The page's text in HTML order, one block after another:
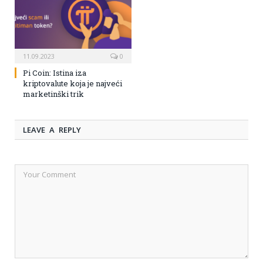
11.09.2023 0
Pi Coin: Istina iza
kriptovalute koja je najveći
marketinški trik
LEAVE A REPLY